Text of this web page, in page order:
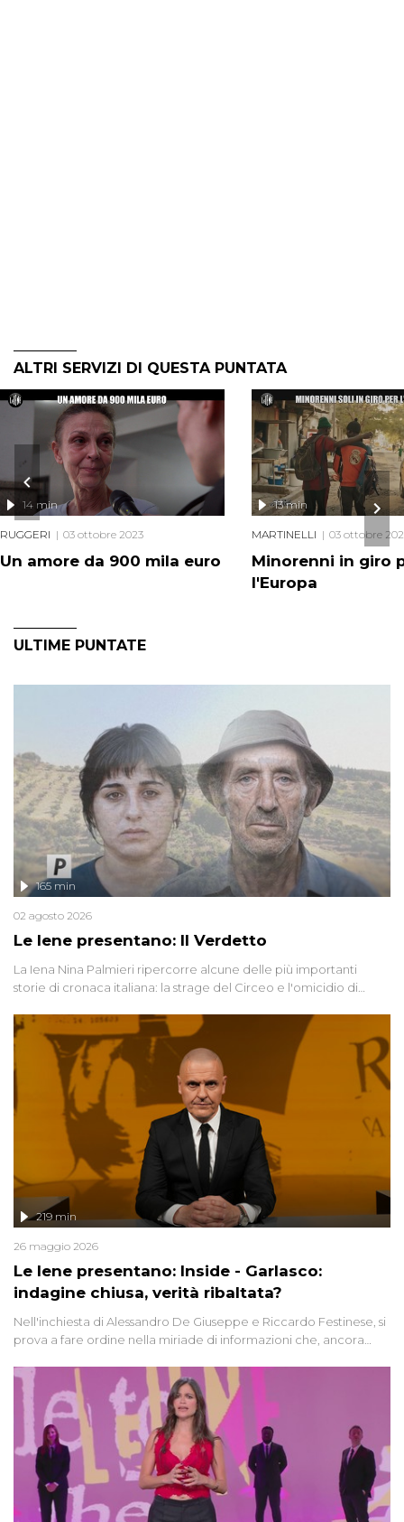
ALTRI SERVIZI DI QUESTA PUNTATA
Un amore da 900 mila euro
14 min
RUGGERI 03 ottobre 2023
Minorenni in giro
l'Europa
13 min
MARTINELLI 03 ottobre
ULTIME PUNTATE
Le Iene presentano: Il Verdetto
165 min
02 agosto 2026
La Iena Nina Palmieri ripercorre alcune delle più importanti
storie di cronaca italiana: la strage del Circeo e l'omicidio di
Le Iene presentano: Inside - Garlasco:
indagine chiusa, verità ribaltata?
219 min
26 maggio 2026
Nell'inchiesta di Alessandro De Giuseppe e Riccardo Festinese, si
prova a fare ordine nella miriade di informazioni che, ancora
giudiziarie più discusse degli ultimi anni. Lo speciale ricostruisce la
vicenda mettendo in fila testimonianze, errori, dettagli
controversi e i protagonisti di un'indagine che sembra non avere
fine.